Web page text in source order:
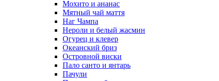
Мохито и ананас
Мятный чай маття
Наг Чампа
Нероли и белый жасмин
Огурец и клевер
Океанский бриз
Островной виски
Пало санто и янтарь
Пачули